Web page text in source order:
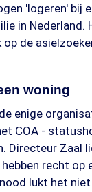
'logeren' bij
in Nederland.
op de
woning
enige
COA -
Directeur Zaal
recht op
lukt het